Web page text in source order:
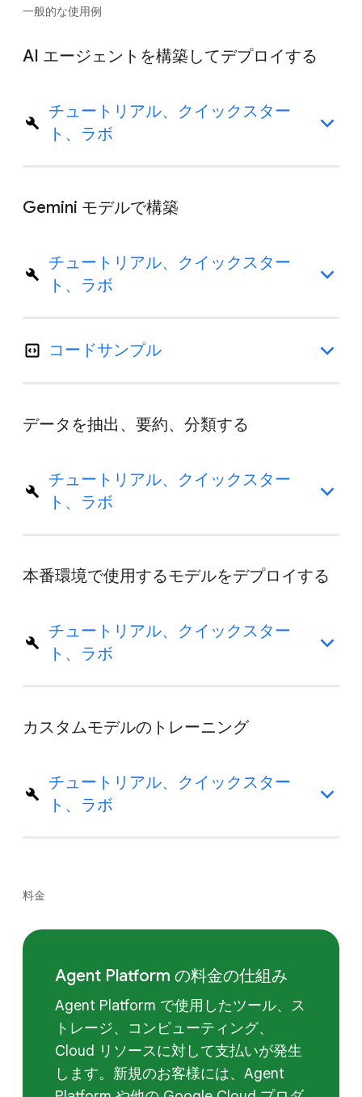
一般的な使用例
AI エージェントを構築してデプロイする
チュートリアル、クイックスター
ト、ラボ
Gemini モデルで構築
チュートリアル、クイックスター
ト、ラボ
コードサンプル
データを抽出、要約、分類する
チュートリアル、クイックスター
ト、ラボ
本番環境で使用するモデルをデプロイする
チュートリアル、クイックスター
ト、ラボ
カスタムモデルのトレーニング
チュートリアル、クイックスター
ト、ラボ
料金
Agent Platform の料金の仕組み
Agent Platform で使用したツール、ス
トレージ、コンピューティング、
Cloud リソースに対して支払いが発生
します。新規のお客様には、Agent